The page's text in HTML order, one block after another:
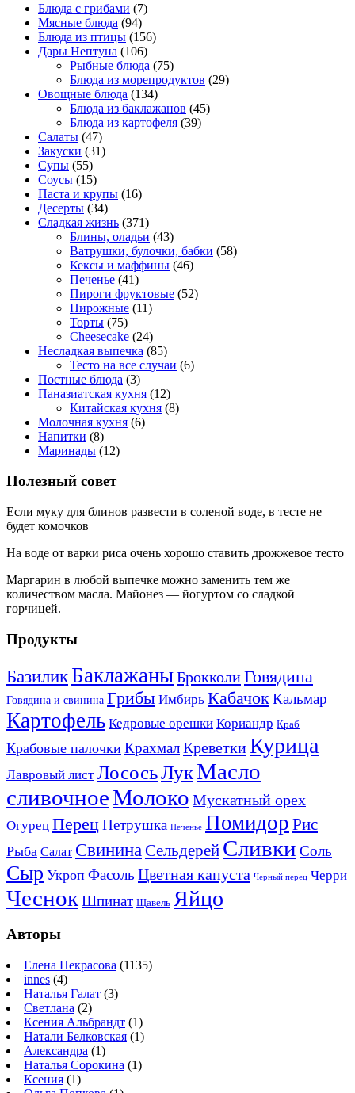
Блюда с грибами (7)
Мясные блюда (94)
Блюда из птицы (156)
Дары Нептуна (106)
Рыбные блюда (75)
Блюда из морепродуктов (29)
Овощные блюда (134)
Блюда из баклажанов (45)
Блюда из картофеля (39)
Салаты (47)
Закуски (31)
Супы (55)
Соусы (15)
Паста и крупы (16)
Десерты (34)
Сладкая жизнь (371)
Блины, оладьи (43)
Ватрушки, булочки, бабки (58)
Кексы и маффины (46)
Печенье (41)
Пироги фруктовые (52)
Пирожные (11)
Торты (75)
Cheesecake (24)
Несладкая выпечка (85)
Тесто на все случаи (6)
Постные блюда (3)
Паназиатская кухня (12)
Китайская кухня (8)
Молочная кухня (6)
Напитки (8)
Маринады (12)
Полезный совет
Если муку для блинов развести в соленой воде, в тесте не
будет комочков
На воде от варки риса очень хорошо ставить дрожжевое тесто
Маргарин в любой выпечке можно заменить тем же
количеством масла. Майонез — йогуртом со сладкой
горчицей.
Продукты
БазиликБаклажаныБрокколиГовядина
Говядина и свинина Грибы Имбирь Кабачок Кальмар
Картофель Кедровые орешки Кориандр Краб
Крабовые палочки КрахмалКреветкиКурица
Лавровый лист ЛососьЛукМасло
сливочноеМолоко Мускатный орех
Огурец ПерецПетрушка Печенье Помидор Рис
Рыба Салат Свинина Сельдерей Сливки Соль
Сыр Укроп Фасоль Цветная капуста Черный перец Черри
ЧеснокШпинат Щавель Яйцо
Авторы
Елена Некрасова (1135)
innes (4)
Наталья Галат (3)
Светлана (2)
Ксения Альбрандт (1)
Натали Белковская (1)
Александра (1)
Наталья Сорокина (1)
Ксения (1)